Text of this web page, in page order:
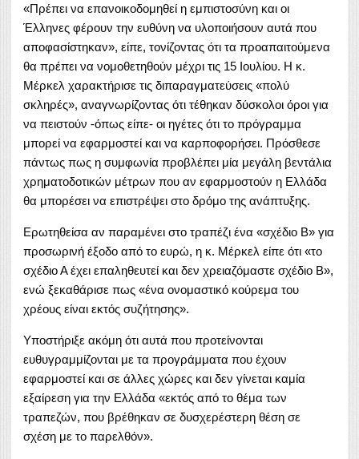
«Πρέπει να επανοικοδομηθεί η εμπιστοσύνη και οι
Έλληνες φέρουν την ευθύνη να υλοποιήσουν αυτά που
αποφασίστηκαν», είπε, τονίζοντας ότι τα προαπαιτούμενα
θα πρέπει να νομοθετηθούν μέχρι τις 15 Ιουλίου. Η κ.
Μέρκελ χαρακτήρισε τις διπαραγματεύσεις «πολύ
σκληρές», αναγνωρίζοντας ότι τέθηκαν δύσκολοι όροι για
να πειστούν -όπως είπε- οι ηγέτες ότι το πρόγραμμα
μπορεί να εφαρμοστεί και να καρποφορήσει. Πρόσθεσε
πάντως πως η συμφωνία προβλέπει μία μεγάλη βεντάλια
χρηματοδοτικών μέτρων που αν εφαρμοστούν η Ελλάδα
θα μπορέσει να επιστρέψει στο δρόμο της ανάπτυξης.
Ερωτηθείσα αν παραμένει στο τραπέζι ένα «σχέδιο Β» για
προσωρινή έξοδο από το ευρώ, η κ. Μέρκελ είπε ότι «το
σχέδιο Α έχει επαληθευτεί και δεν χρειαζόμαστε σχέδιο Β»,
ενώ ξεκαθάρισε πως «ένα ονομαστικό κούρεμα του
χρέους είναι εκτός συζήτησης».
Υποστήριξε ακόμη ότι αυτά που προτείνονται
ευθυγραμμίζονται με τα προγράμματα που έχουν
εφαρμοστεί και σε άλλες χώρες και δεν γίνεται καμία
εξαίρεση για την Ελλάδα «εκτός από το θέμα των
τραπεζών, που βρέθηκαν σε δυσχερέστερη θέση σε
σχέση με το παρελθόν».